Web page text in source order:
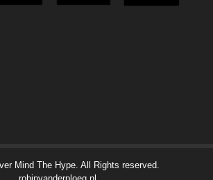
Mind The Hype. All Rights reserved.